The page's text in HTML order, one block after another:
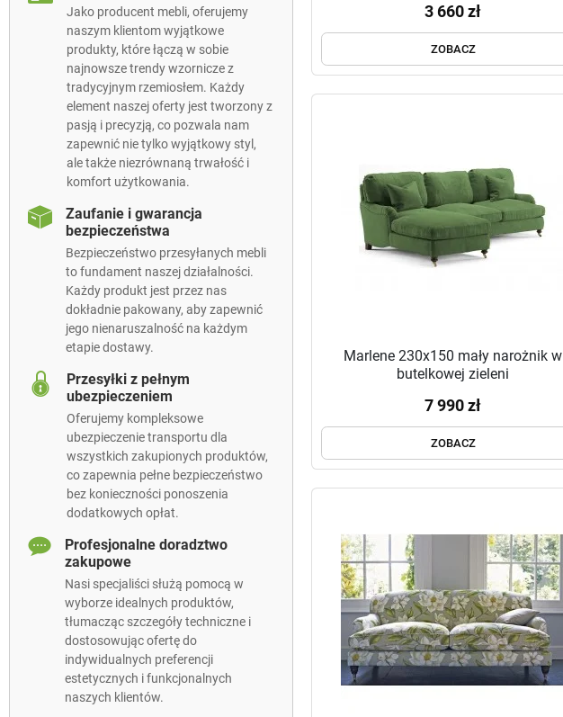
Jako producent mebli, oferujemy
naszym klientom wyjątkowe
produkty, które łączą w sobie
najnowsze trendy wzornicze z
tradycyjnym rzemiosłem. Każdy
element naszej oferty jest tworzony z
pasją i precyzją, co pozwala nam
zapewnić nie tylko wyjątkowy styl,
ale także niezrównaną trwałość i
komfort użytkowania.
Zaufanie i gwarancja
bezpieczeństwa
Bezpieczeństwo przesyłanych mebli
to fundament naszej działalności.
Każdy produkt jest przez nas
dokładnie pakowany, aby zapewnić
jego nienaruszalność na każdym
etapie dostawy.
Przesyłki z pełnym
ubezpieczeniem
Oferujemy kompleksowe
ubezpieczenie transportu dla
wszystkich zakupionych produktów,
co zapewnia pełne bezpieczeństwo
bez konieczności ponoszenia
dodatkowych opłat.
Profesjonalne doradztwo
zakupowe
Nasi specjaliści służą pomocą w
wyborze idealnych produktów,
tłumacząc szczegóły techniczne i
dostosowując ofertę do
indywidualnych preferencji
estetycznych i funkcjonalnych
naszych klientów.
3 660 zł
ZOBACZ
Marlene 230x150 mały narożnik w
butelkowej zieleni
7 990 zł
ZOBACZ